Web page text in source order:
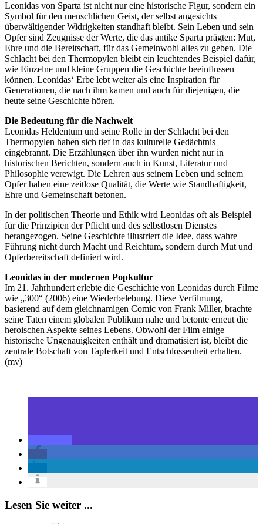
Leonidas von Sparta ist nicht nur eine historische Figur, sondern ein
Symbol für den menschlichen Geist, der selbst angesichts
überwältigender Widrigkeiten standhaft bleibt. Sein Leben und sein
Opfer sind Zeugnisse der Werte, die das antike Sparta prägten: Mut,
Ehre und die Bereitschaft, für das Gemeinwohl alles zu geben. Die
Schlacht bei den Thermopylen bleibt ein leuchtendes Beispiel dafür,
wie Einzelne und kleine Gruppen die Geschichte beeinflussen
können. Leonidas‘ Erbe lebt weiter als eine Inspiration für
Generationen, die nach ihm kamen und auch für diejenigen, die
heute seine Geschichte hören.
Die Bedeutung für die Nachwelt
Leonidas Heldentum und seine Rolle in der Schlacht bei den
Thermopylen haben sich tief in das kulturelle Gedächtnis
eingebrannt. Die Erzählungen über ihn wurden nicht nur in
historischen Berichten, sondern auch in Kunst, Literatur und
Philosophie verewigt. Die Lehren aus seinem Leben und seinem
Opfer haben eine zeitlose Qualität, die Werte wie Standhaftigkeit,
Ehre und Gemeinschaft betonen.
In der politischen Theorie und Ethik wird Leonidas oft als Beispiel
für die Prinzipien der Pflicht und des selbstlosen Dienstes
herangezogen. Seine Geschichte illustriert die Idee, dass wahre
Führung nicht durch Macht und Reichtum, sondern durch Mut und
Opferbereitschaft definiert wird.
Leonidas in der modernen Popkultur
Im 21. Jahrhundert erlebte die Geschichte von Leonidas durch Filme
wie „300“ (2006) eine Wiederbelebung. Diese Verfilmung,
basierend auf dem gleichnamigen Comic von Frank Miller, brachte
seine Taten einem globalen Publikum nahe und betonte erneut die
heroischen Aspekte seines Lebens. Obwohl der Film einige
historische Ungenauigkeiten enthält und dramatisiert ist, bleibt die
zentrale Botschaft von Tapferkeit und Entschlossenheit erhalten.
(mv)
Lesen Sie weiter ...